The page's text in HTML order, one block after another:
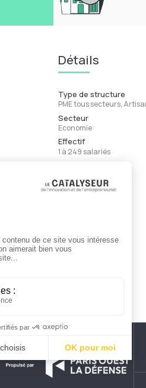
Détails
Type de structure
PME tous secteurs,
Secteur
Economie
Effectif
1 à 249 salariés